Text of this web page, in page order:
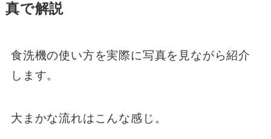
真で解説
食洗機の使い方を実際に写真を見ながら紹介
します。
大まかな流れはこんな感じ。